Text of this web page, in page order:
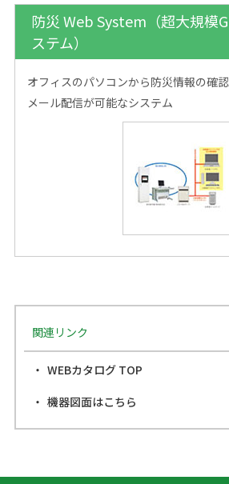
防災 Web System（超大規模
ステム）
オフィスのパソコンから防災情報の確
メール配信が可能なシステム
関連リンク
WEBカタログ TOP
機器図面はこちら